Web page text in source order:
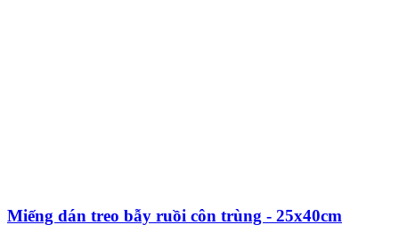
Miếng dán treo bẫy ruồi côn trùng - 25x40cm